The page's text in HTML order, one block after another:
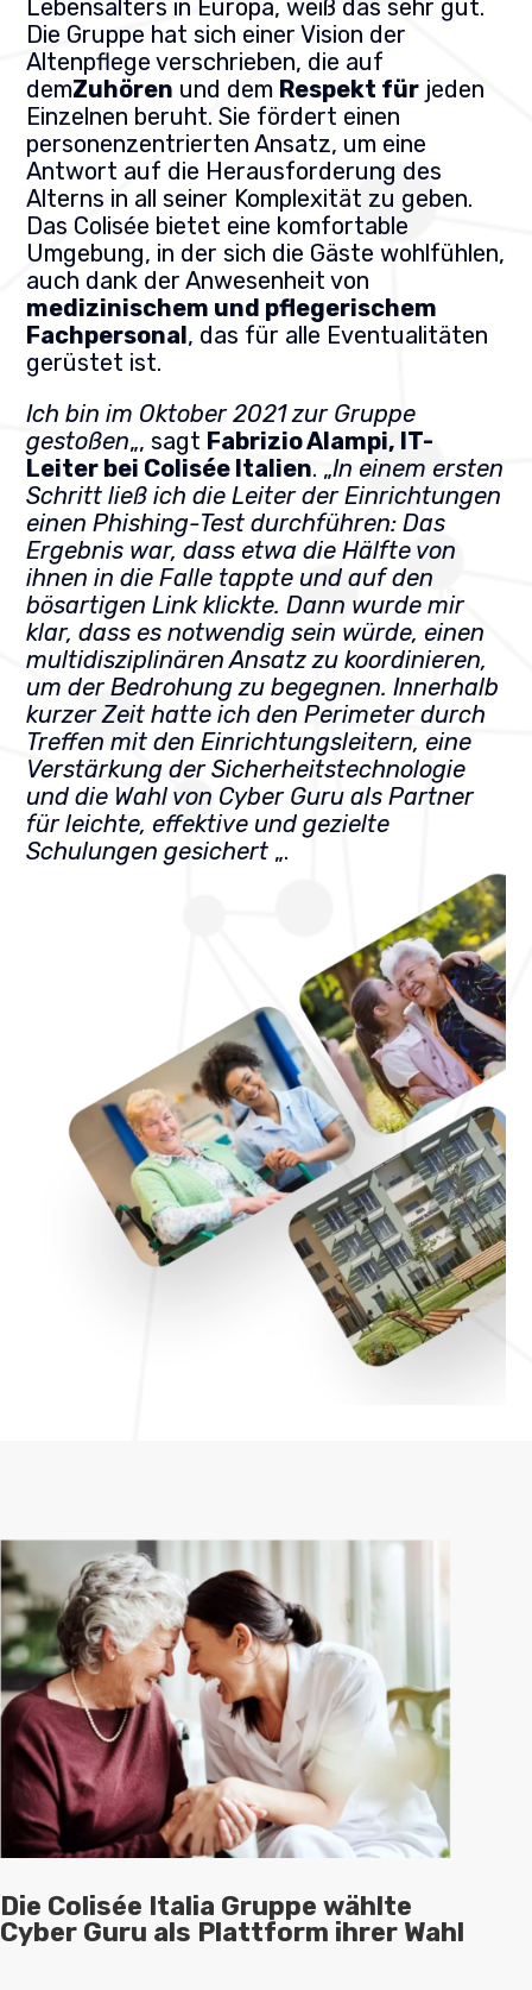
Lebensalters in Europa, weiß das sehr gut.
Die Gruppe hat sich einer Vision der
Altenpflege verschrieben, die auf
demZuhören und dem Respekt für jeden
Einzelnen beruht. Sie fördert einen
personenzentrierten Ansatz, um eine
Antwort auf die Herausforderung des
Alterns in all seiner Komplexität zu geben.
Das Colisée bietet eine komfortable
Umgebung, in der sich die Gäste wohlfühlen,
auch dank der Anwesenheit von
medizinischem und pflegerischem
Fachpersonal, das für alle Eventualitäten
gerüstet ist.
Ich bin im Oktober 2021 zur Gruppe
gestoßen„, sagt Fabrizio Alampi, IT-
Leiter bei Colisée Italien. „In einem ersten
Schritt ließ ich die Leiter der Einrichtungen
einen Phishing-Test durchführen: Das
Ergebnis war, dass etwa die Hälfte von
ihnen in die Falle tappte und auf den
bösartigen Link klickte. Dann wurde mir
klar, dass es notwendig sein würde, einen
multidisziplinären Ansatz zu koordinieren,
um der Bedrohung zu begegnen. Innerhalb
kurzer Zeit hatte ich den Perimeter durch
Treffen mit den Einrichtungsleitern, eine
Verstärkung der Sicherheitstechnologie
und die Wahl von Cyber Guru als Partner
für leichte, effektive und gezielte
Schulungen gesichert „.
Die Colisée Italia Gruppe wählte
Cyber Guru als Plattform ihrer Wahl